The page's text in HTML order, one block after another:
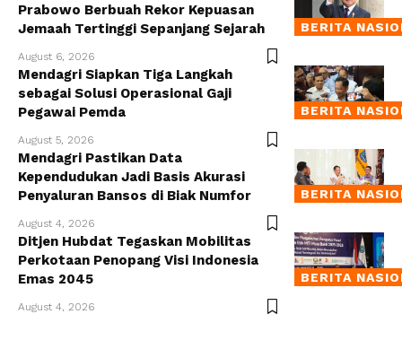
BERITA
Prabowo Berbuah Rekor Kepuasan
Jemaah Tertinggi Sepanjang Sejarah
August 6, 2026
BERITA
Mendagri Siapkan Tiga Langkah
sebagai Solusi Operasional Gaji
Pegawai Pemda
August 5, 2026
BERITA
Mendagri Pastikan Data
Kependudukan Jadi Basis Akurasi
Penyaluran Bansos di Biak Numfor
August 4, 2026
BERITA
Ditjen Hubdat Tegaskan Mobilitas
Perkotaan Penopang Visi Indonesia
Emas 2045
August 4, 2026